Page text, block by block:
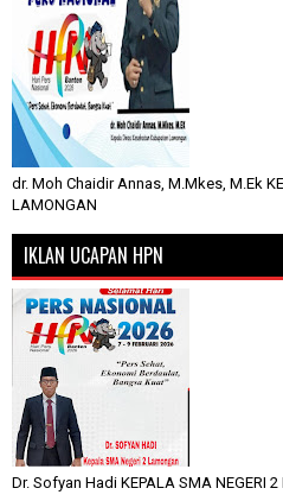
dr. Moh Chaidir Annas, M.Mkes, M.Ek
LAMONGAN
IKLAN UCAPAN HPN
Dr. Sofyan Hadi KEPALA SMA NEGERI